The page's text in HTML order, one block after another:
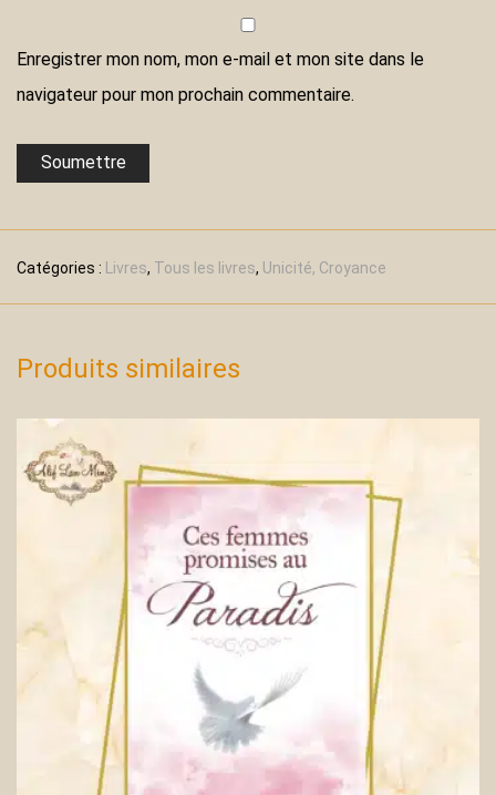
Enregistrer mon nom, mon e-mail et mon site dans le
navigateur pour mon prochain commentaire.
Catégories : Livres, Tous les livres, Unicité, Croyance
Produits similaires